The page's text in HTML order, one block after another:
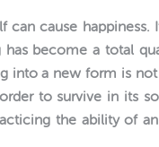
can cause
become a total
into a new form is
to survive in its
the ability of